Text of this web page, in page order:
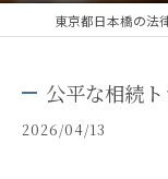
公平な相続
2026/04/13